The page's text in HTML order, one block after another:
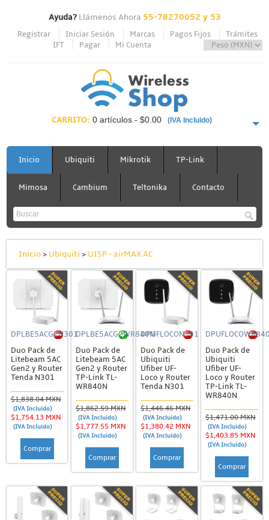
Ayuda?Llámenos Ahora 55-78270052 y 53
Registrar Iniciar Sesión Marcas Pagos Fijos
Trámites
IFT
Pagar Mi Cuenta
CARRITO: 0 artículos - $0.00 (IVA Incluido)
PAGAR AHORA
Inicio Ubiquiti Mikrotik TP-Link
Mimosa Cambium Teltonika Contacto
Inicio> Ubiquiti > UISP - airMAX AC
DPLBE5ACG2N301
Duo Pack de
Litebeam 5AC
Gen2 y Router
Tenda N301
$1,838.04 MXN
(IVA Incluido)
$1,754.13 MXN
(IVA Incluido)
Comprar
DPLBE5ACG2WR840N
Duo Pack de
Litebeam 5AC
Gen2 y Router
TP-Link TL-
WR840N
$1,862.59 MXN
(IVA Incluido)
$1,777.55 MXN
(IVA Incluido)
Comprar
DPUFLOCON301
Duo Pack de
Ubiquiti
Ufiber UF-
Loco y Router
Tenda N301
$1,446.46 MXN
(IVA Incluido)
$1,380.42 MXN
(IVA Incluido)
Comprar
Duo Pack de
Ubiquiti
Ufiber UF-
Loco y Router
TP-Link TL-
WR840N
$1,471.00 MXN
(IVA Incluido)
$1,403.85 MXN
(IVA Incluido)
Comprar